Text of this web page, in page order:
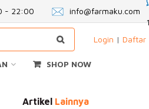
- 22:00 info@farmaku.com
Login | Daftar
SHOP NOW
Artikel Lainnya